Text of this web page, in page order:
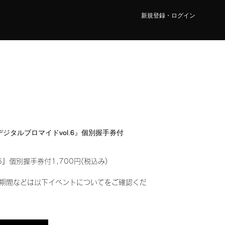
新規登録・ログイン
ジタルブロマイドvol.6』個別握手券付
』個別握手券付1,700円(税込み)
間などは以下イベントについてをご確認くだ